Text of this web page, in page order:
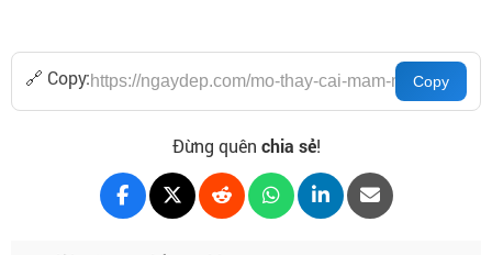
🔗 Copy:
Đừng quên chia sẻ!